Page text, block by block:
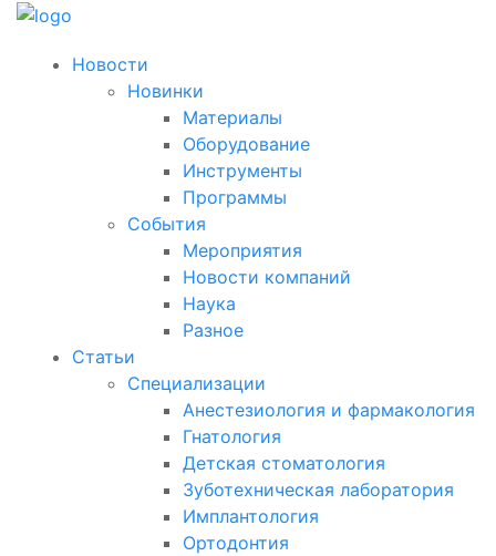
Новости
Новинки
Материалы
Оборудование
Инструменты
Программы
События
Мероприятия
Новости компаний
Наука
Разное
Статьи
Специализации
Анестезиология и фармакология
Гнатология
Детская стоматология
Зуботехническая лаборатория
Имплантология
Ортодонтия